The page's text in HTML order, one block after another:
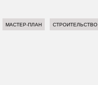
МАСТЕР-ПЛАН СТРОИТЕЛЬСТВО